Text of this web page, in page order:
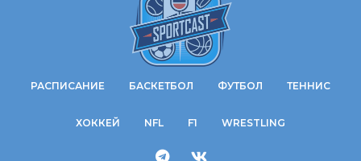
РАСПИСАНИЕ БАСКЕТБОЛ ФУТБОЛ ТЕННИС
ХОККЕЙ NFL F1 WRESTLING